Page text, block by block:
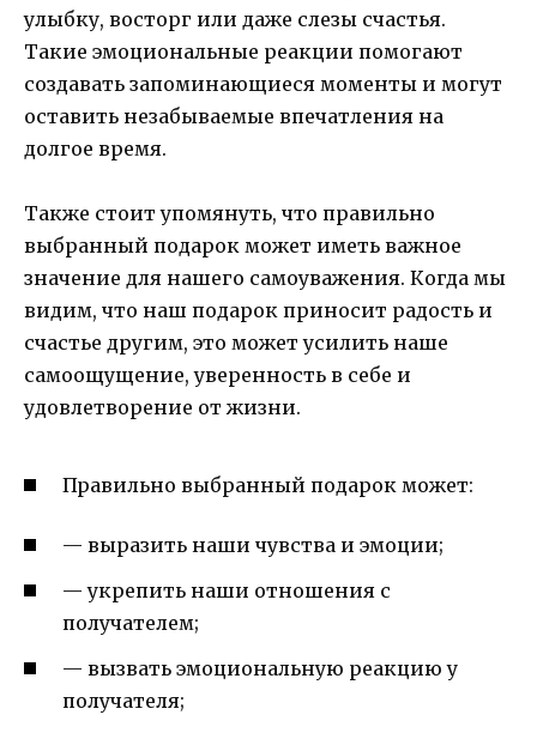
улыбку, восторг или даже слезы счастья.
Такие эмоциональные реакции помогают
создавать запоминающиеся моменты и могут
оставить незабываемые впечатления на
долгое время.
Также стоит упомянуть, что правильно
выбранный подарок может иметь важное
значение для нашего самоуважения. Когда мы
видим, что наш подарок приносит радость и
счастье другим, это может усилить наше
самоощущение, уверенность в себе и
удовлетворение от жизни.
Правильно выбранный подарок может:
— выразить наши чувства и эмоции;
— укрепить наши отношения с
получателем;
— вызвать эмоциональную реакцию у
получателя;